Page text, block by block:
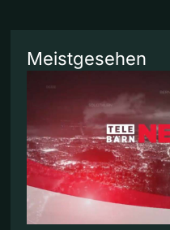
Meistgesehen